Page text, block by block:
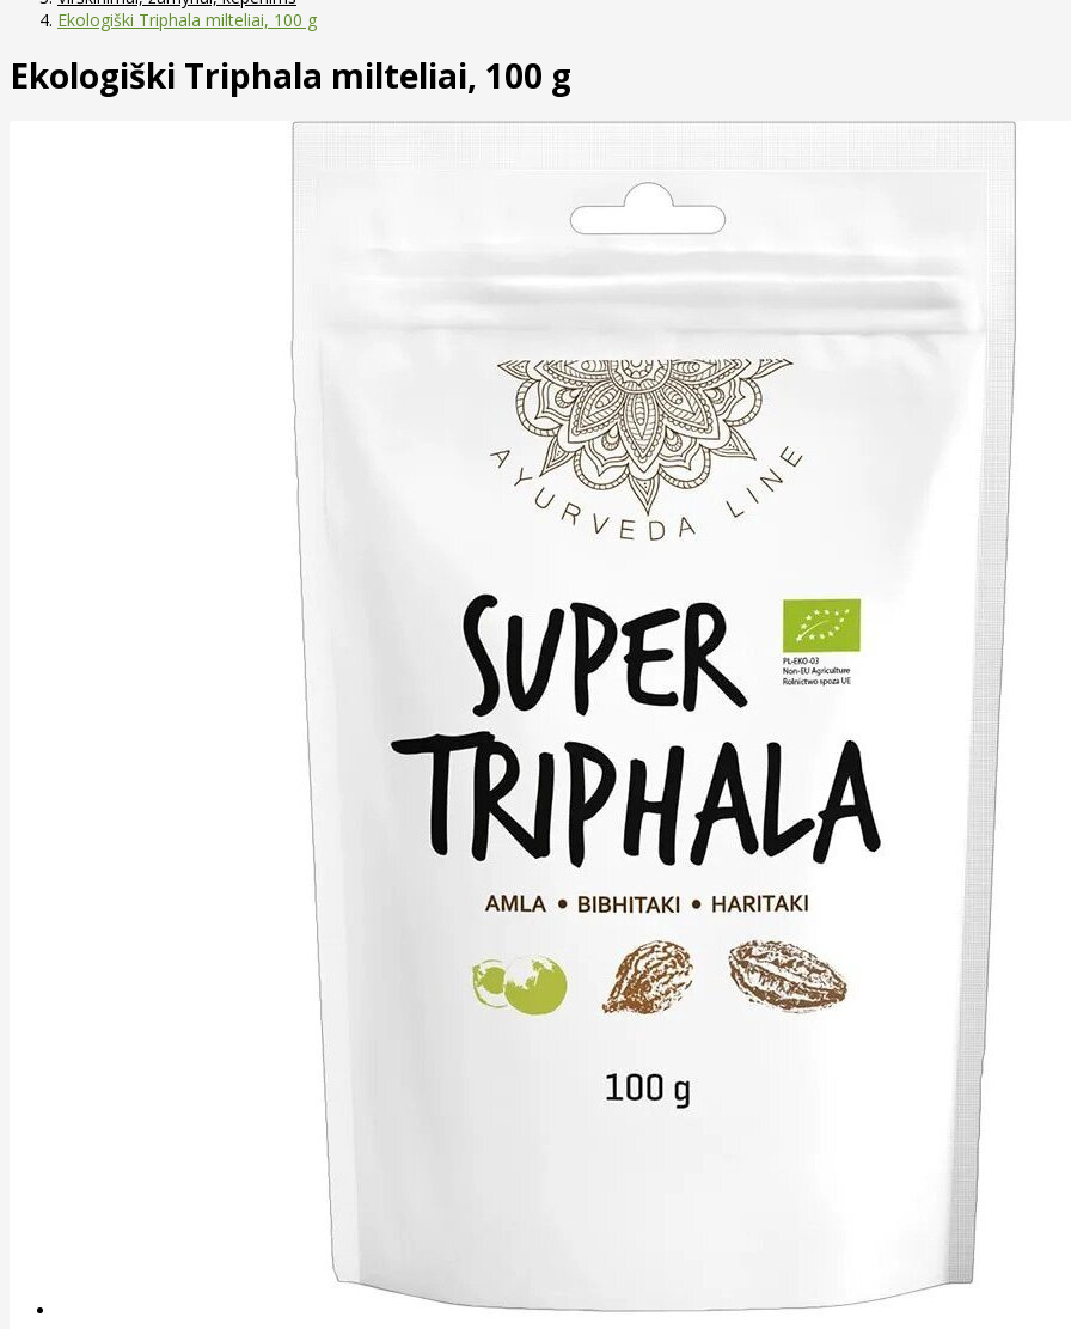
Ekologiški Triphala milteliai, 100 g
Ekologiški Triphala milteliai, 100 g